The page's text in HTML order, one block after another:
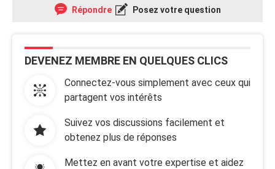
Répondre Posez votre question
DEVENEZ MEMBRE EN QUELQUES CLICS
Connectez-vous simplement avec ceux qui
partagent vos intérêts
Suivez vos discussions facilement et
obtenez plus de réponses
Mettez en avant votre expertise et aidez